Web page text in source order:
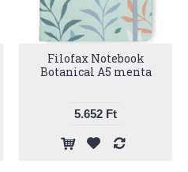
Filofax Notebook
Botanical A5 menta
5.652 Ft